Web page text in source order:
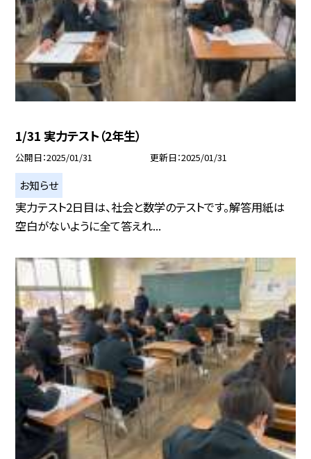
1/31 実力テスト（2年生）
公開日 2025/01/31 更新日 2025/01/31
お知らせ
実力テスト2日目は、社会と数学のテストです。解答用紙は
空白がないように全て答えれ...